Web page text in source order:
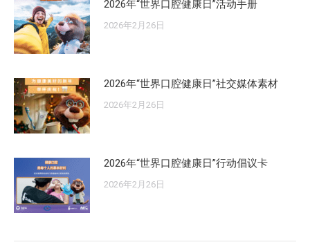
2026年“世界口腔健康日”活动手册
2026年2月26日
2026年“世界口腔健康日”社交媒体素材
2026年2月26日
2026年“世界口腔健康日”行动倡议卡
2026年2月26日